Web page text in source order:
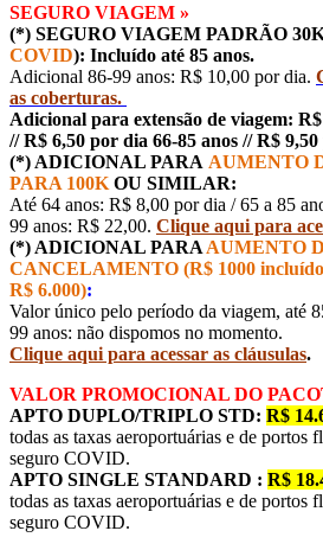
SEGURO VIAGEM »
(*) SEGURO VIAGEM PADRÃO
COVID): Incluído até 85 anos.
Adicional 86-99 anos: R$ 10,00 por dia.
as coberturas.
Adicional para extensão de viagem:
// R$ 6,50 por dia 66-85 anos // R$
(*) ADICIONAL PARA AUMENTO
PARA 100K OU SIMILAR:
Até 64 anos: R$ 8,00 por dia / 65 a 85
99 anos: R$ 22,00. Clique aqui para
(*) ADICIONAL PARA AUMENTO
CANCELAMENTO (R$ 1000
R$ 6.000):
Valor único pelo período da viagem, até
99 anos: não dispomos no momento.
Clique aqui para acessar as cláusulas.
VALOR PROMOCIONAL DO
APTO DUPLO/TRIPLO STD: R$
todas as taxas aeroportuárias e de portos
seguro COVID.
APTO SINGLE STANDARD : R$
todas as taxas aeroportuárias e de portos
seguro COVID.